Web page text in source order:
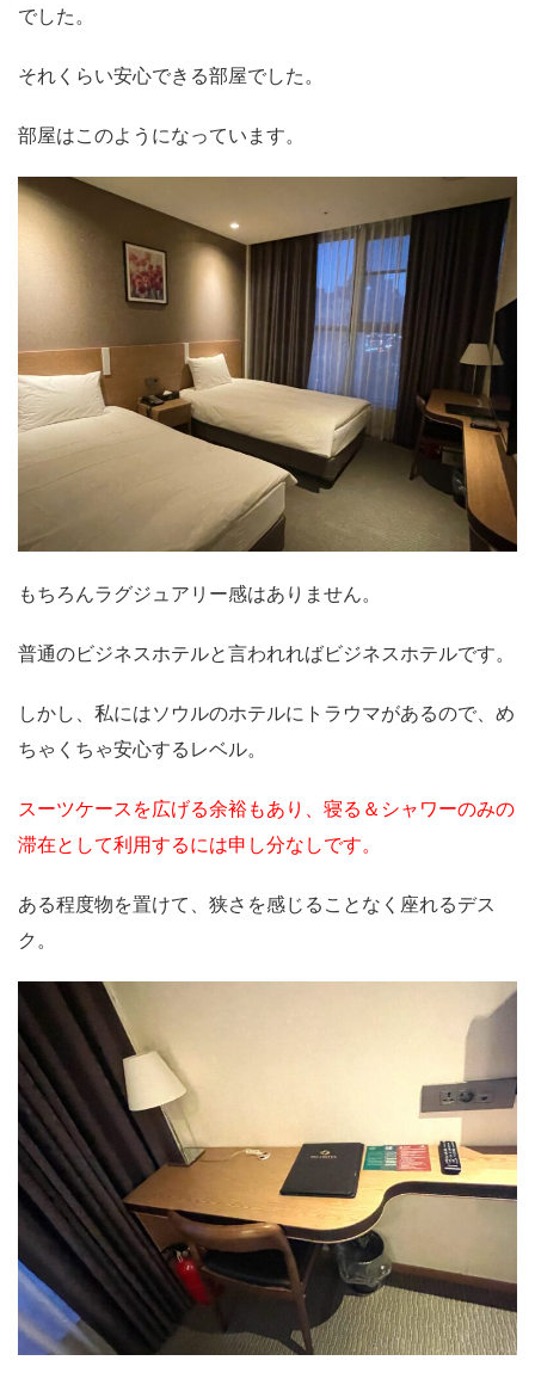
でした。
それくらい安心できる部屋でした。
部屋はこのようになっています。
もちろんラグジュアリー感はありません。
普通のビジネスホテルと言われればビジネスホテルです。
しかし、私にはソウルのホテルにトラウマがあるので、め
ちゃくちゃ安心するレベル。
スーツケースを広げる余裕もあり、寝る＆シャワーのみの
滞在として利用するには申し分なしです。
ある程度物を置けて、狭さを感じることなく座れるデス
ク。